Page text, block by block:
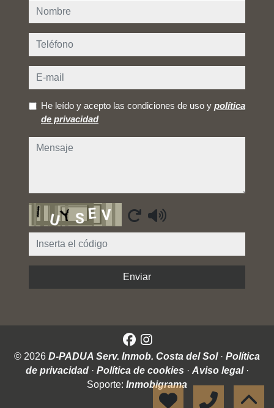
nombre
teléfono
e-mail
He leído y acepto las condiciones de uso y política
de privacidad
mensaje
Captcha
Enviar
© 2026 D-PADUA Serv. Inmob. Costa del Sol · Política
de privacidad · Política de cookies · Aviso legal ·
Soporte: Inmobigrama